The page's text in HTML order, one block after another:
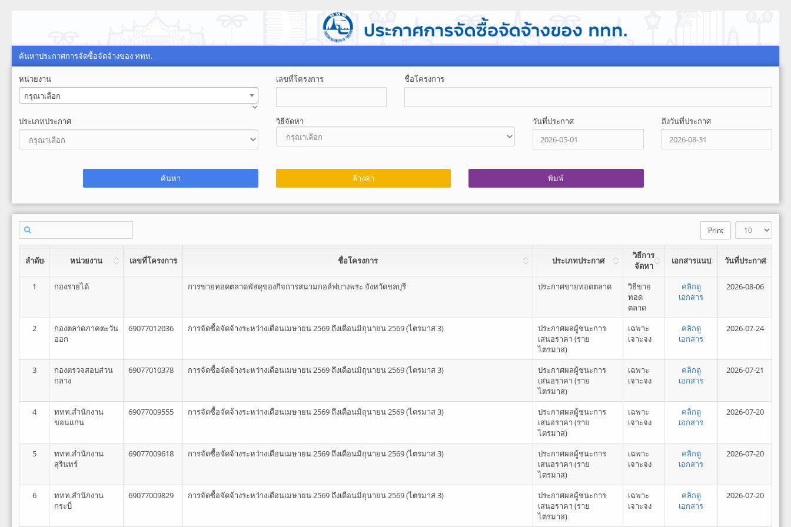
ค้นหาประกาศการจัดซื้อจัดจ้างของ ททท.
หน่วยงาน
กรุณาเลือก
เลขที่โครงการ ชื่อโครงการ
ประเภทประกาศ วิธีจัดหา วันที่ประกาศ ถึงวันที่ประกาศ
Print
ลำดับ หน่วยงาน เลขที่โครงการ ชื่อโครงการ ประเภทประกาศ
วิธีการ
จัดหา
เอกสารแนบ วันที่ประกาศ
1 กองรายได้ การขายทอดตลาดพัสดุของกิจการสนามกอล์ฟบางพระ จังหวัดชลบุรี ประกาศขายทอดตลาด
วิธีขาย
ทอด
ตลาด
คลิกดู
เอกสาร
2026-08-06
2
กองตลาดภาคตะวัน
ออก
69077012036 การจัดซื้อจัดจ้างระหว่างเดือนเมษายน 2569 ถึงเดือนมิถุนายน 2569 (ไตรมาส 3)
ประกาศผลผู้ชนะการ
เสนอราคา (ราย
ไตรมาส)
เฉพาะ
เจาะจง
คลิกดู
เอกสาร
2026-07-24
3
กองตรวจสอบส่วน
กลาง
69077010378 การจัดซื้อจัดจ้างระหว่างเดือนเมษายน 2569 ถึงเดือนมิถุนายน 2569 (ไตรมาส 3)
ประกาศผลผู้ชนะการ
เสนอราคา (ราย
ไตรมาส)
เฉพาะ
เจาะจง
คลิกดู
เอกสาร
2026-07-21
4
ททท.สำนักงาน
ขอนแก่น
69077009555 การจัดซื้อจัดจ้างระหว่างเดือนเมษายน 2569 ถึงเดือนมิถุนายน 2569 (ไตรมาส 3)
ประกาศผลผู้ชนะการ
เสนอราคา (ราย
ไตรมาส)
เฉพาะ
เจาะจง
คลิกดู
เอกสาร
2026-07-20
5
ททท.สำนักงาน
สุรินทร์
69077009618 การจัดซื้อจัดจ้างระหว่างเดือนเมษายน 2569 ถึงเดือนมิถุนายน 2569 (ไตรมาส 3)
ประกาศผลผู้ชนะการ
เสนอราคา (ราย
ไตรมาส)
เฉพาะ
เจาะจง
คลิกดู
เอกสาร
2026-07-20
6
ททท.สำนักงาน
กระบี่
69077009829 การจัดซื้อจัดจ้างระหว่างเดือนเมษายน 2569 ถึงเดือนมิถุนายน 2569 (ไตรมาส 3)
ประกาศผลผู้ชนะการ
เสนอราคา (ราย
ไตรมาส)
เฉพาะ
เจาะจง
คลิกดู
เอกสาร
2026-07-20